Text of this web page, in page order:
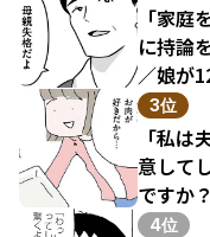
「家庭
に持論
／娘が
3位
「私
意して
ですか
4位